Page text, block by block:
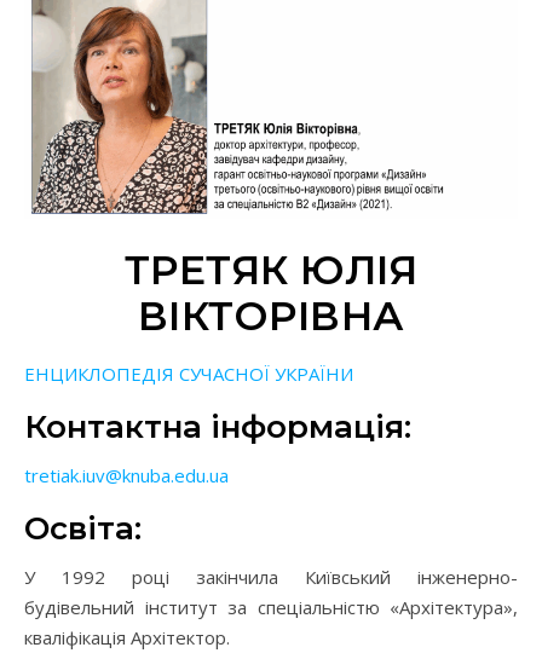
ТРЕТЯК ЮЛІЯ
ВІКТОРІВНА
ЕНЦИКЛОПЕДІЯ СУЧАСНОЇ УКРАЇНИ
Контактна інформація:
tretiak.iuv@knuba.edu.ua
Освіта:
У 1992 році закінчила Київський інженерно-
будівельний інститут за спеціальністю «Архітектура»,
кваліфікація Архітектор.